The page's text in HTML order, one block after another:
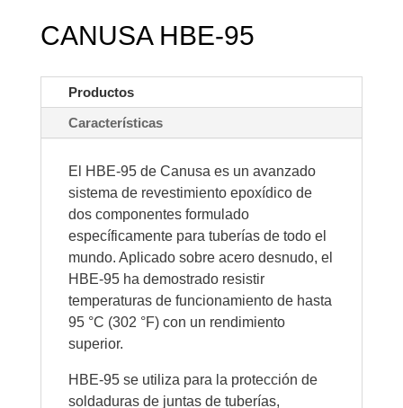
CANUSA HBE-95
Productos
Características
El HBE-95 de Canusa es un avanzado
sistema de revestimiento epoxídico de
dos componentes formulado
específicamente para tuberías de todo el
mundo. Aplicado sobre acero desnudo, el
HBE-95 ha demostrado resistir
temperaturas de funcionamiento de hasta
95 °C (302 °F) con un rendimiento
superior.
HBE-95 se utiliza para la protección de
soldaduras de juntas de tuberías,